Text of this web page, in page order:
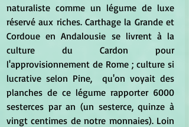
naturaliste comme un légume de luxe
réservé aux riches. Carthage la Grande et
Cordoue en Andalousie se livrent à la
culture du Cardon pour
l'approvisionnement de Rome ; culture si
lucrative selon Pine,  qu'on voyait des
planches de ce légume rapporter 6000
sesterces par an (un sesterce, quinze à
vingt centimes de notre monnaies). Loin